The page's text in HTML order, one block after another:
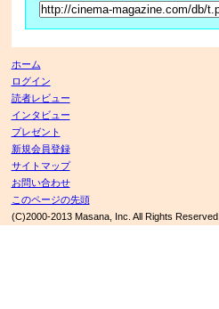
ホーム
ログイン
読者レビュー
インタビュー
プレゼント
新規会員登録
サイトマップ
お問い合わせ
このページの先頭
(C)2000-2013 Masana, Inc. All Rights Reserved.